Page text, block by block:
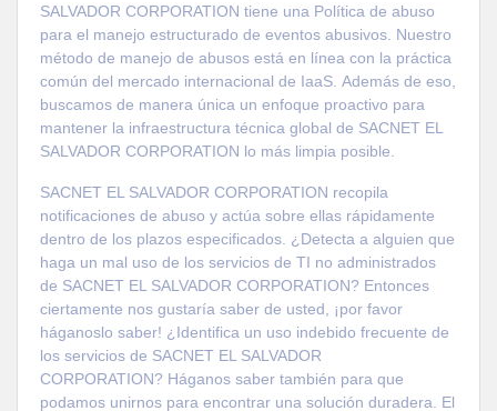
SALVADOR CORPORATION tiene una Política de abuso
para el manejo estructurado de eventos abusivos. Nuestro
método de manejo de abusos está en línea con la práctica
común del mercado internacional de IaaS. Además de eso,
buscamos de manera única un enfoque proactivo para
mantener la infraestructura técnica global de SACNET EL
SALVADOR CORPORATION lo más limpia posible.
SACNET EL SALVADOR CORPORATION recopila
notificaciones de abuso y actúa sobre ellas rápidamente
dentro de los plazos especificados. ¿Detecta a alguien que
haga un mal uso de los servicios de TI no administrados
de SACNET EL SALVADOR CORPORATION? Entonces
ciertamente nos gustaría saber de usted, ¡por favor
háganoslo saber! ¿Identifica un uso indebido frecuente de
los servicios de SACNET EL SALVADOR
CORPORATION? Háganos saber también para que
podamos unirnos para encontrar una solución duradera. El